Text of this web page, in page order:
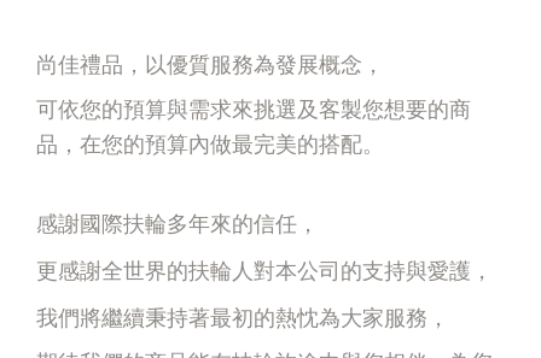
尚佳禮品，以優質服務為發展概念，
可依您的預算與需求來挑選及客製您想要的商
品，在您的預算內做最完美的搭配。
感謝國際扶輪多年來的信任，
更感謝全世界的扶輪人對本公司的支持與愛護，
我們將繼續秉持著最初的熱忱為大家服務，